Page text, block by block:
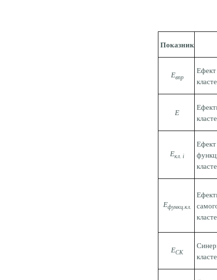
Показник
Евпр
Е
Екл. і
Ефункц.кл.
ЕСК